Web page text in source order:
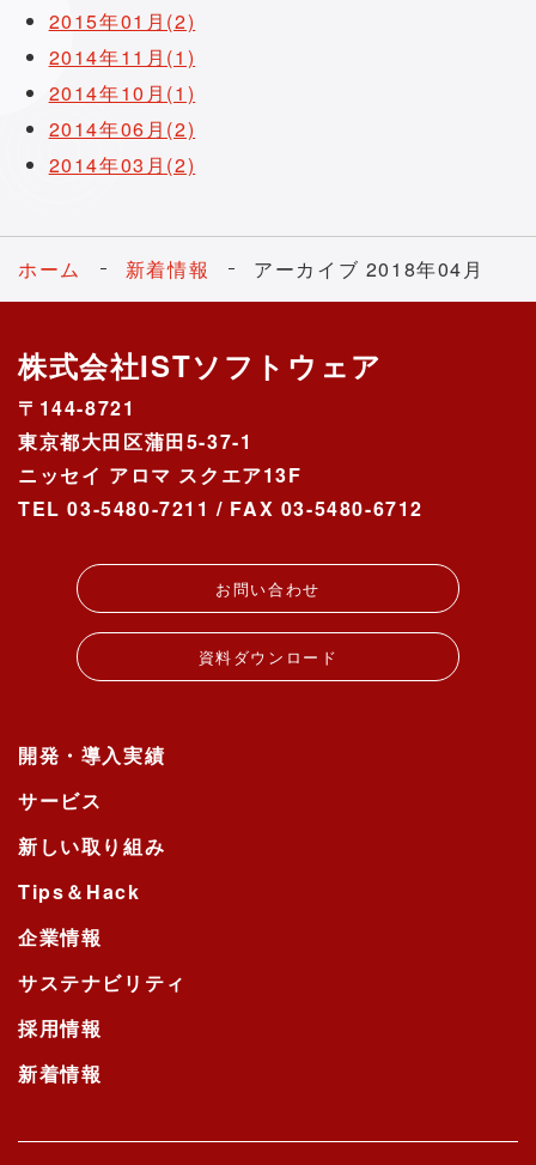
2015年01月(2)
2014年11月(1)
2014年10月(1)
2014年06月(2)
2014年03月(2)
ホーム 新着情報 アーカイブ 2018年04月
株式会社ISTソフトウェア
〒144-8721
東京都大田区蒲田5-37-1
ニッセイ アロマ スクエア13F
TEL 03-5480-7211 / FAX 03-5480-6712
お問い合わせ
資料ダウンロード
開発・導入実績
サービス
新しい取り組み
Tips＆Hack
企業情報
サステナビリティ
採用情報
新着情報